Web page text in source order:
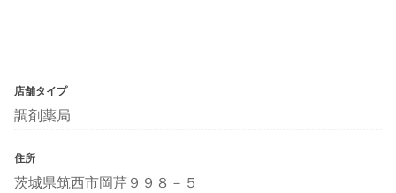
店舗タイプ
調剤薬局
住所
茨城県筑西市岡芹９９８－５